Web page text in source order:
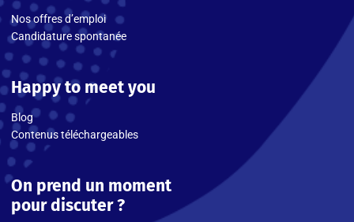
Nos offres d’emploi
Candidature spontanée
Happy to meet you
Blog
Contenus téléchargeables
On prend un moment
pour discuter ?